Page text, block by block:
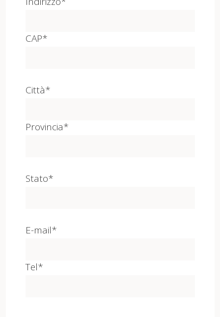
CAP*
Città*
Provincia*
Stato*
E-mail*
Tel*